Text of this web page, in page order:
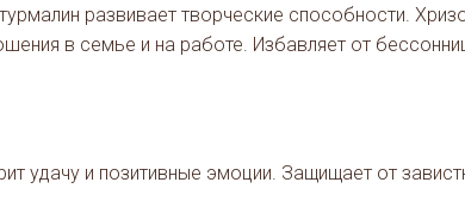
развивает творческие способности.
в семье и на работе. Избавляет от
удачу и позитивные эмоции. Защищает от